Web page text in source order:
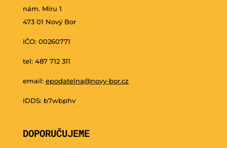
nám. Míru 1
473 01 Nový Bor
IČO: 00260771
tel: 487 712 311
email: epodatelna@novy-bor.cz
IDDS: b7wbphv
DOPORUČUJEME